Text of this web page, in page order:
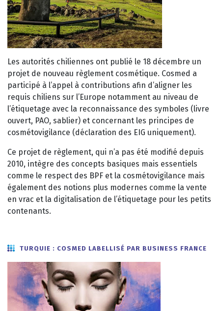
Les autorités chiliennes ont publié le 18 décembre un
projet de nouveau règlement cosmétique. Cosmed a
participé à l’appel à contributions afin d’aligner les
requis chiliens sur l’Europe notamment au niveau de
l’étiquetage avec la reconnaissance des symboles (livre
ouvert, PAO, sablier) et concernant les principes de
cosmétovigilance (déclaration des EIG uniquement).
Ce projet de règlement, qui n’a pas été modifié depuis
2010, intègre des concepts basiques mais essentiels
comme le respect des BPF et la cosmétovigilance mais
également des notions plus modernes comme la vente
en vrac et la digitalisation de l’étiquetage pour les petits
contenants.
TURQUIE : COSMED LABELLISÉ PAR BUSINESS FRANCE